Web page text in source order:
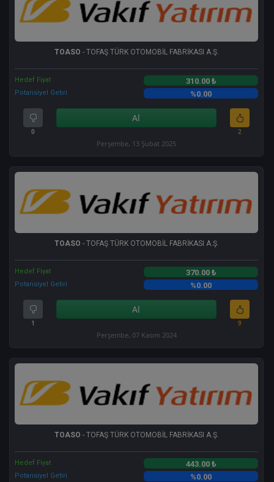
TOASO - TOFAŞ TÜRK OTOMOBİL FABRİKASI A.Ş.
Hedef Fiyat 310.00 ₺
Potansiyel Getiri %0.00
0
Al
2
Perşembe, 13 Şubat 2025
TOASO - TOFAŞ TÜRK OTOMOBİL FABRİKASI A.Ş.
Hedef Fiyat 370.00 ₺
Potansiyel Getiri %0.00
1
Al
9
Perşembe, 07 Kasım 2024
TOASO - TOFAŞ TÜRK OTOMOBİL FABRİKASI A.Ş.
Hedef Fiyat 443.00 ₺
Potansiyel Getiri %0.00